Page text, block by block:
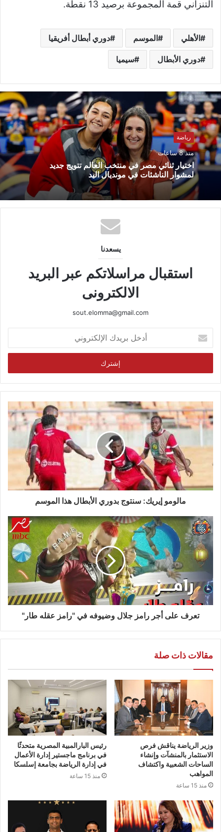
التنزاني قمة المجموعة برصيد 13 نقطة.
الأهلي الموسم دوري أبطال أفريقيا
دوري الأبطال سيميا
رياضة
منذ 8 ساعات
اختيار ثنائي مصر في منتخب العالم تتويج جديد
لمشوار الناشئات في مونديال اليد
يسعدنا
استقبال مراسلاتكم عبر البريد
الالكترونى
sout.elomma@gmail.com
بريدك
الإلكتروني
مالومو إيريك: سنتوج بدوري الأبطال هذا الموسم
تعرف على أجر رامز جلال وضيوفه في "رامز عقله طار"
مقالات ذات صلة
وزير الرياضة يناقش فرص
الاستثمار بالمنشآت وإنشاء
الساحات الشعبية واكتشاف
المواهب
منذ 15 ساعة
رئيس البارالمبية المصرية متحدثًا
في برنامج ماجستير إدارة الأعمال
في إدارة الرياضة بجامعة إسلسكا
منذ 15 ساعة